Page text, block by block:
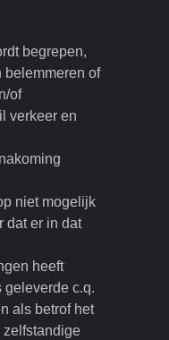
begrepen,
belemmeren of
of
verkeer en
niet mogelijk
dat er in dat
heeft
c.q.
als betrof het
zelfstandige